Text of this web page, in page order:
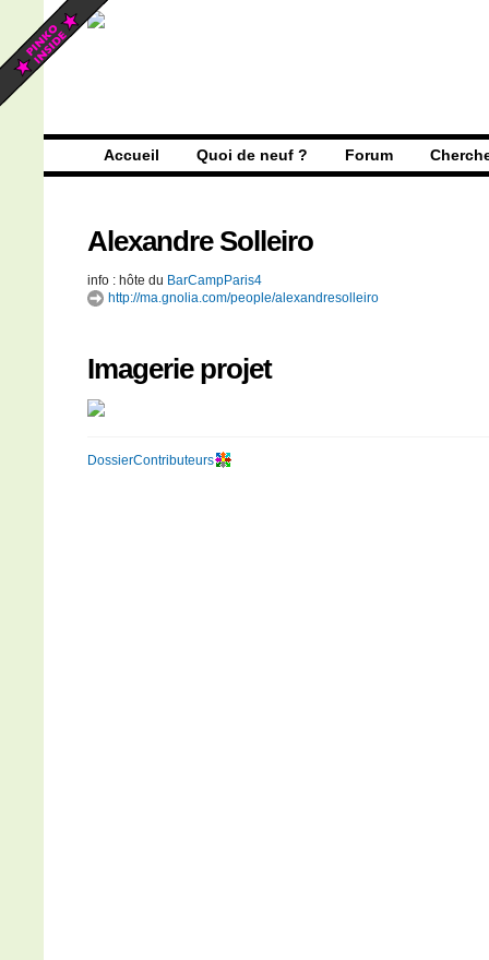
Accueil Quoi de neuf ? Forum
Alexandre Solleiro
info : hôte du BarCampParis4
http://ma.gnolia.com/people/alexandresolleiro
Imagerie projet
DossierContributeurs